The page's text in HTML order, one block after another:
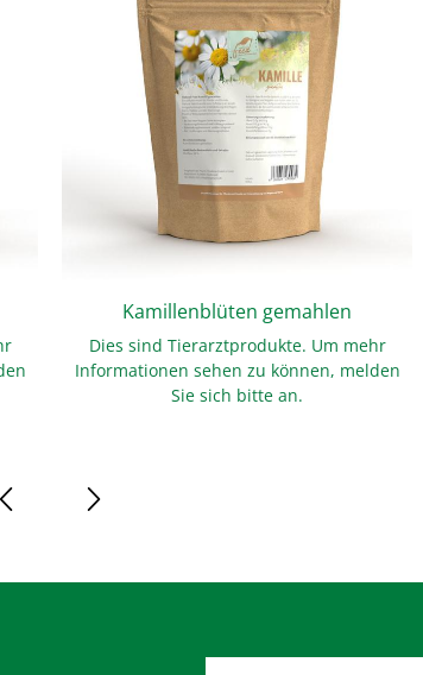
Kamillenblüten gemahlen
Dies sind Tierarztprodukte. Um mehr
Informationen sehen zu können, melden
Sie sich bitte an.